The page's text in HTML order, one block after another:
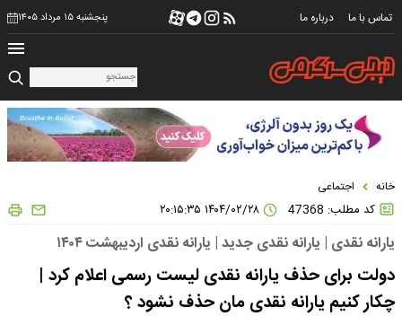
تماس با ما درباره ما پنجشنبه ۱۵ مرداد ۱۴۰۵
خانه اجتماعی
کد مطلب: 47368
یارانه نقدی | یارانه نقدی جدید | یارانه نقدی اردیبهشت ۱۴۰۴
دولت برای حذف یارانه نقدی لیست رسمی اعلام کرد |
چکار کنیم یارانه نقدی مان حذف نشود ؟